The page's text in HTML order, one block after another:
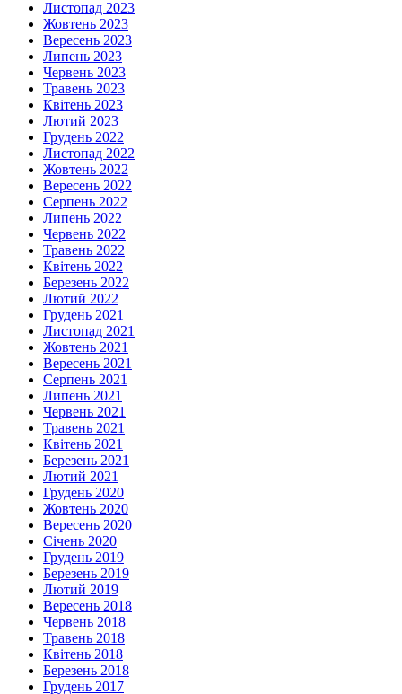
Листопад 2023
Жовтень 2023
Вересень 2023
Липень 2023
Червень 2023
Травень 2023
Квітень 2023
Лютий 2023
Грудень 2022
Листопад 2022
Жовтень 2022
Вересень 2022
Серпень 2022
Липень 2022
Червень 2022
Травень 2022
Квітень 2022
Березень 2022
Лютий 2022
Грудень 2021
Листопад 2021
Жовтень 2021
Вересень 2021
Серпень 2021
Липень 2021
Червень 2021
Травень 2021
Квітень 2021
Березень 2021
Лютий 2021
Грудень 2020
Жовтень 2020
Вересень 2020
Січень 2020
Грудень 2019
Березень 2019
Лютий 2019
Вересень 2018
Червень 2018
Травень 2018
Квітень 2018
Березень 2018
Грудень 2017